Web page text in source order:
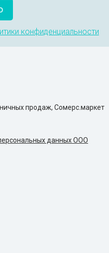
конфиденциальности
продаж, Сомерс.маркет
данных ООО